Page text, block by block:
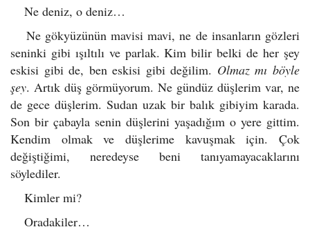
Ne deniz, o deniz…
Ne gökyüzünün mavisi mavi, ne de insanların gözleri
seninki gibi ışıltılı ve parlak. Kim bilir belki de her şey
eskisi gibi de, ben eskisi gibi değilim. Olmaz mı böyle
şey. Artık düş görmüyorum. Ne gündüz düşlerim var, ne
de gece düşlerim. Sudan uzak bir balık gibiyim karada.
Son bir çabayla senin düşlerini yaşadığım o yere gittim.
Kendim olmak ve düşlerime kavuşmak için. Çok
değiştiğimi, neredeyse beni tanıyamayacaklarını
söylediler.
Kimler mi?
Oradakiler…